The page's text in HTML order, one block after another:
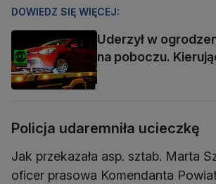
DOWIEDZ SIĘ WIĘCEJ:
Uderzył w
na poboczu.
Policja udaremniła ucieczkę
Jak przekazała asp. sztab. Marta
oficer prasowa Komendanta